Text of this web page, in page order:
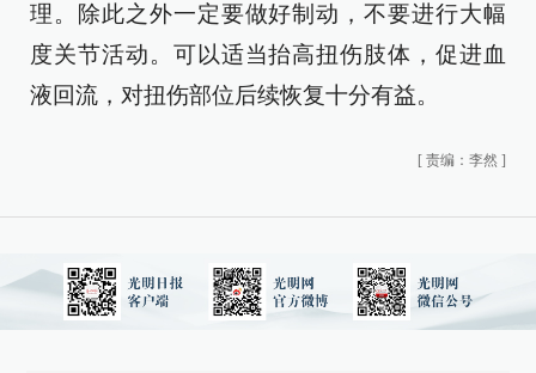
理。除此之外一定要做好制动，不要进行大幅
度关节活动。可以适当抬高扭伤肢体，促进血
液回流，对扭伤部位后续恢复十分有益。
[ 责编：李然 ]